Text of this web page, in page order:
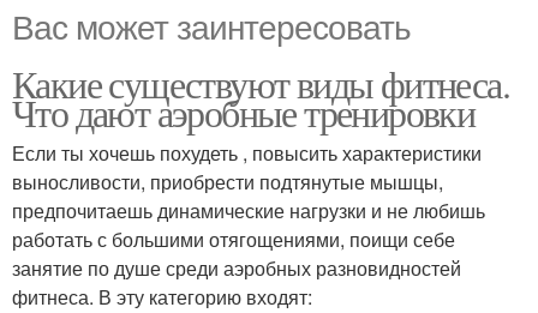
Вас может заинтересовать
Какие существуют виды фитнеса.
Что дают аэробные тренировки
Если ты хочешь похудеть , повысить характеристики
выносливости, приобрести подтянутые мышцы,
предпочитаешь динамические нагрузки и не любишь
работать с большими отягощениями, поищи себе
занятие по душе среди аэробных разновидностей
фитнеса. В эту категорию входят: